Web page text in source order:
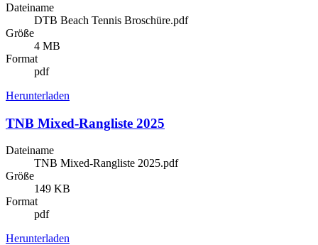
Dateiname
DTB Beach Tennis Broschüre.pdf
Größe
4 MB
Format
pdf
Herunterladen
TNB Mixed-Rangliste 2025
Dateiname
TNB Mixed-Rangliste 2025.pdf
Größe
149 KB
Format
pdf
Herunterladen